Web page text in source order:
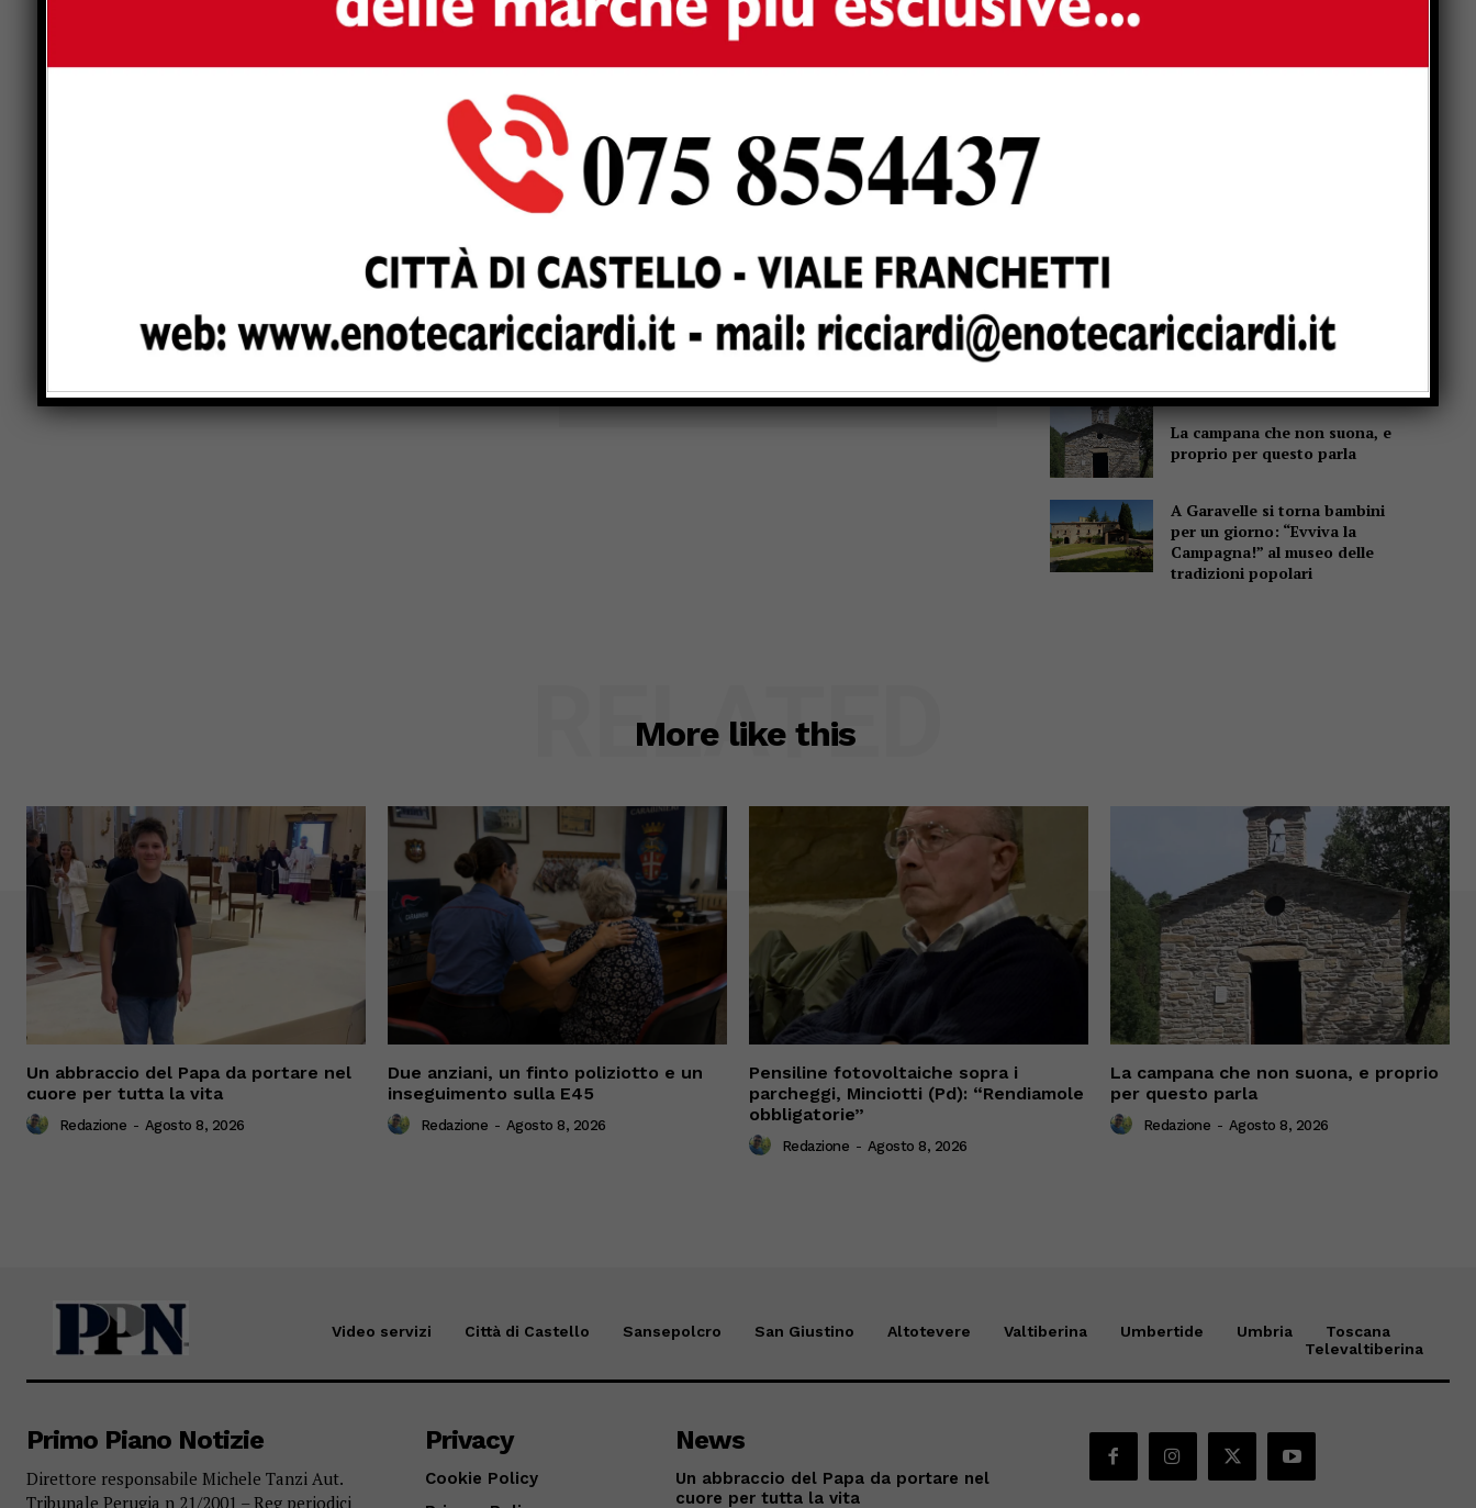
materiale frantumato di risulta della demolizione. realizzazione della massicciata sull’area oggetto
d’intervento attraverso la posa del materiale di risulta frantumato; posa del rivestimento misto stabilizzato
sopra la massicciata fino al raggiungimento della quota progettuale, al fine di creare un ultimo strato
solido adatto alla carrabilità dei veicoli; realizzazione della cordonatura in calcestruzzo necessaria per il
successivo fissaggio dei blocca ruota in gomma per la delimitazione dei singoli parcheggi; installazione di
segnaletica orizzontale e verticale per la regolazione della circolazione interna e la sicurezza degli utenti
dimostrazioni, concerti, solidarietà
Next article
Florido: le disposizioni per transito e
sosta veicolari in occasione delle fiere
mercato settimanale nel centro storico
Popular
Pensiline fotovoltaiche sopra
i parcheggi, Minciotti (Pd):
La campana che non suona, e
proprio per questo parla
A Garavelle si torna bambini
per un giorno: “Evviva la
Campagna!” al museo delle
tradizioni popolari
More like this
RELATED
Un abbraccio del Papa da portare nel
cuore per tutta la vita
Redazione - Agosto 8, 2026
Due anziani, un finto poliziotto e un
inseguimento sulla E45
Redazione - Agosto 8, 2026
Pensiline fotovoltaiche sopra i
parcheggi, Minciotti (Pd): “Rendiamole
obbligatorie”
Redazione - Agosto 8, 2026
La campana che non suona, e proprio
per questo parla
Redazione - Agosto 8, 2026
Video servizi Città di Castello Sansepolcro San Giustino Altotevere Valtiberina Umbertide Umbria
Toscana
Televaltiberina
Primo Piano Notizie
Direttore responsabile Michele Tanzi Aut.
Tribunale Perugia n 21/2001 – Reg periodici
Privacy
Cookie Policy
News
Un abbraccio del Papa da portare nel
cuore per tutta la vita